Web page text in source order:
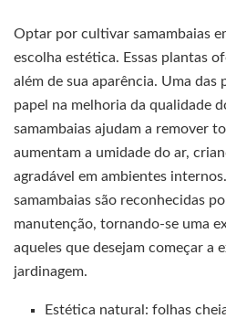
Optar por cultivar samambaias
escolha estética. Essas plantas
além de sua aparência. Uma das
papel na melhoria da qualidade
samambaias ajudam a remover
aumentam a umidade do ar,
agradável em ambientes
samambaias são reconhecidas
manutenção, tornando-se uma
aqueles que desejam começar a
jardinagem.
Estética natural: folhas